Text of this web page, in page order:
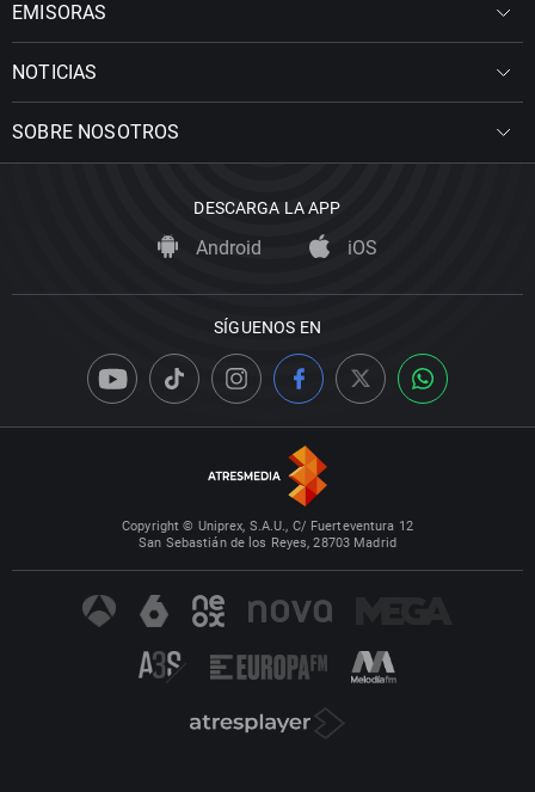
EMISORAS
NOTICIAS
SOBRE NOSOTROS
DESCARGA LA APP
Android iOS
SÍGUENOS EN
Copyright © Uniprex, S.A.U., C/ Fuerteventura 12
San Sebastián de los Reyes, 28703 Madrid